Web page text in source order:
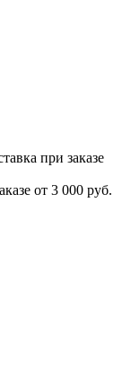
при заказе
от 3 000 руб.